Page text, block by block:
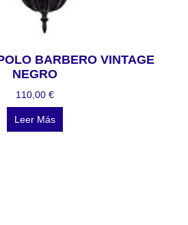
BARBERO VINTAGE
NEGRO
110,00 €
Leer Más